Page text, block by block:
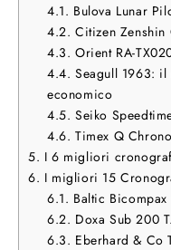
4.1. Bulova Lunar
4.2. Citizen
4.3. Orient RA-
4.4. Seagull 1963:
economico
4.5. Seiko
4.6. Timex Q
5. I 6 migliori
6. I migliori 15
6.1. Baltic
6.2. Doxa Sub 200
6.3. Eberhard & Co